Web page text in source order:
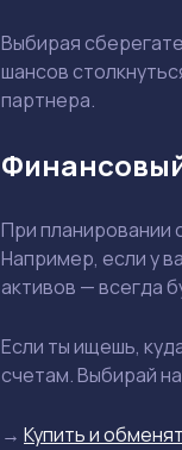
Выбирая
шансов
партнера.
При планировании
Например, если у
активов — всегда
Если ты ищешь,
счетам. Выбирай
→ Купить и